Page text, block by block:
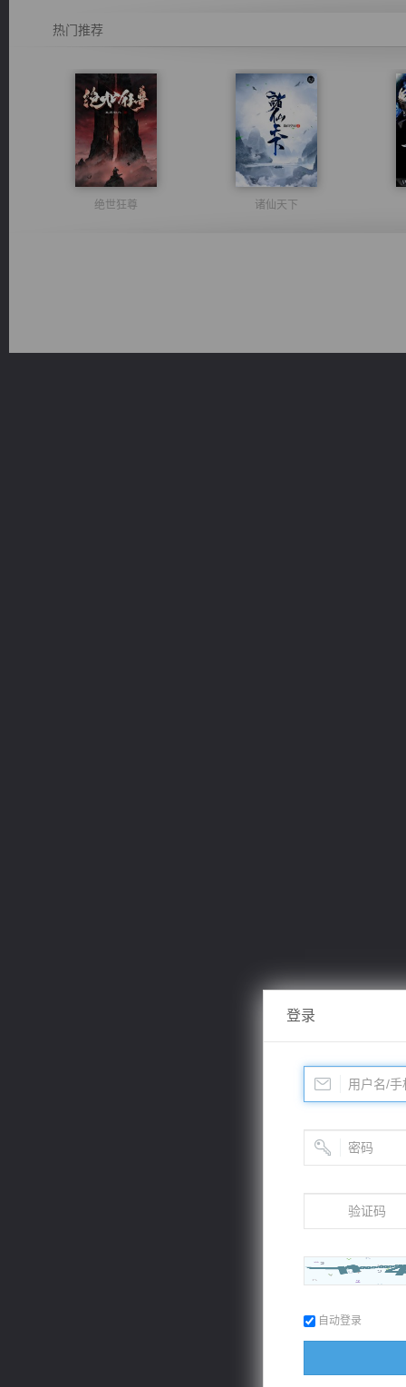
热门推荐
绝世狂尊 诸仙天下
登录
自动登录